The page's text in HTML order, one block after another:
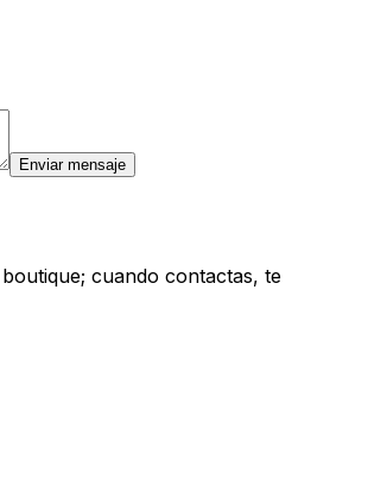
Enviar mensaje
cuando contactas, te